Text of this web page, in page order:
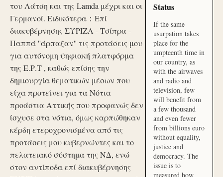
του Λάτση και της Lamda μέχρι και οι
Γερμανοί. Ειδικότερα：Επί
διακυβέρνησης ΣΥΡΙΖΑ - Τσίπρα -
Παππά ''άρπαξαν'' τις προτάσεις μου
για αυτόνομη ψηφιακή πλατφόρμα
της Ε.Ρ.Τ , καθώς επίσης την
δημιουργία θεματικών μέσων που
είχα προτείνει για τα Νότια
προάστια Αττικής που προφανώς δεν
ίσχυσε στα νότια, όμως καρπώθηκαν
κέρδη ετεροχρονισμένα από τις
προτάσεις μου κυβερνώντες και το
πελατειακό σύστημα της ΝΔ, ενώ
στον αντίποδα επί διακυβέρνησης
Status
If the same
usurpation takes
place for the
umpteenth time in
our country, as
with the airwaves
and radio and
television, few
will benefit from
a few thousand
and even fewer
from billions euro
without equality,
justice and
democracy. The
issue is to
measured how